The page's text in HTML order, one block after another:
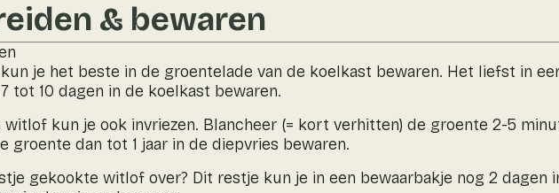
& bewaren
je het beste in de groentelade van de koelkast bewaren. Het liefst in
tot 10 dagen in de koelkast bewaren.
witlof kun je ook invriezen. Blancheer (= kort verhitten) de groente 2-5
groente dan tot 1 jaar in de diepvries bewaren.
gekookte witlof over? Dit restje kun je in een bewaarbakje nog 2 dagen